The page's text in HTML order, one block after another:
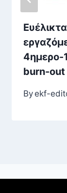
4ημερο-
burn-out
By ekf-